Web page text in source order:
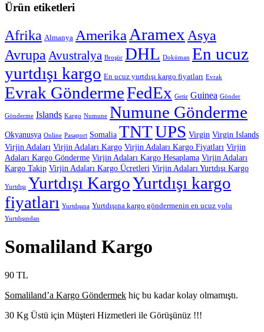
Ürün etiketleri
Afrika Almanya Amerika Aramex Asya
AvrupaAvustralya Broşür DHL Doküman En ucuz
yurtdışı kargo En ucuz yurtdışı kargo fiyatları Evrak
Evrak GöndermeFedEx Getir Guinea Gönder
Gönderme Islands Kargo Numune Numune Gönderme
Okyanusya Online Pasaport Somalia TNTUPS Virgin Virgin Islands
Virjin Adaları Virjin Adaları Kargo Virjin Adaları Kargo Fiyatları Virjin
Adaları Kargo Gönderme Virjin Adaları Kargo Hesaplama Virjin Adaları
Kargo Takip Virjin Adaları Kargo Ücretleri Virjin Adaları Yurtdışı Kargo
Yurtdışı Yurtdışı KargoYurtdışı kargo
fiyatları Yurtdışına Yurtdışına kargo göndermenin en ucuz yolu
Yurtdışından
Somaliland Kargo
90 TL
Somaliland’a Kargo Göndermek hiç bu kadar kolay olmamıştı.
30 Kg Üstü için Müşteri Hizmetleri ile Görüşünüz !!!